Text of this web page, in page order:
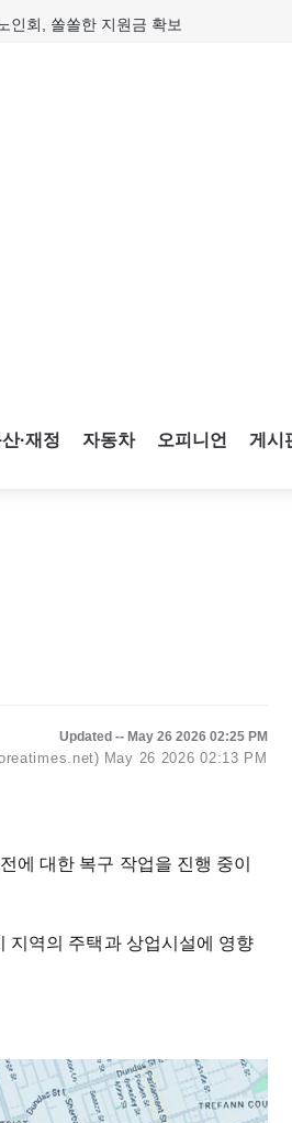
인회, 쏠쏠한 지원금 확보
·재정 자동차 오피니언 게시
Updated -- May 26 2026 02:25 PM
May 26 2026 02:13 PM
에 대한 복구 작업을 진행 중이
지역의 주택과 상업시설에 영향